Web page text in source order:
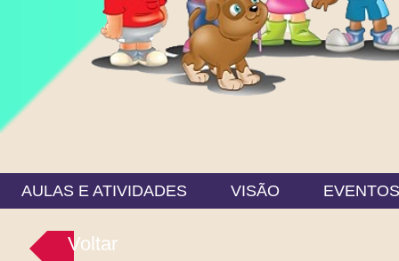
AULAS E ATIVIDADES VISÃO EVENTOS
Voltar